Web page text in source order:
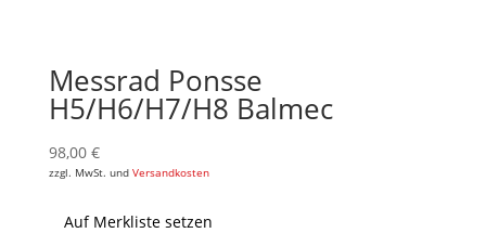
Messrad Ponsse
H5/H6/H7/H8 Balmec
98,00 €
zzgl. MwSt. und Versandkosten
Auf Merkliste setzen